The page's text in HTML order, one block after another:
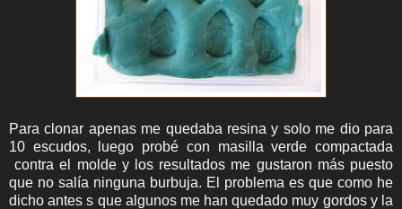
Para clonar apenas me quedaba resina y solo me dio para
10 escudos, luego probé con masilla verde compactada
contra el molde y los resultados me gustaron más puesto
que no salía ninguna burbuja. El problema es que como he
dicho antes s que algunos me han quedado muy gordos y la